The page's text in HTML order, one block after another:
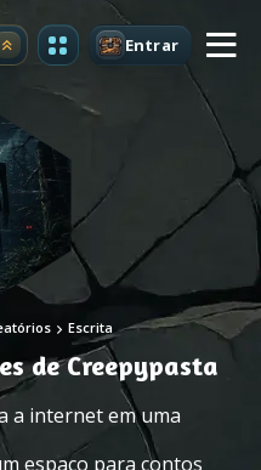
Atualizar Entrar
Escrita
de Creepypasta
a internet em uma
espaço para contos